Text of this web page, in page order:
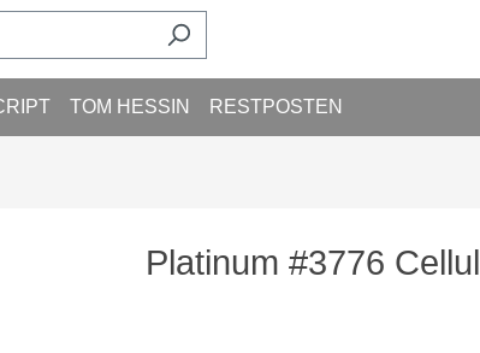
TOM HESSIN RESTPOSTEN
Platinum #3776